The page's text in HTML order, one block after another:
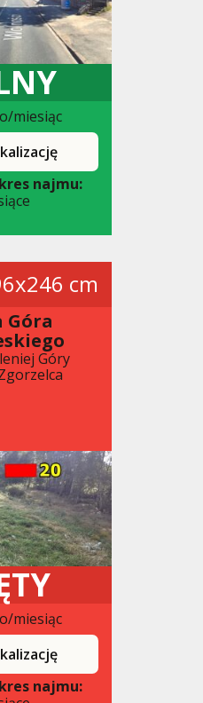
miesiąc
najmu:
cm
Góra
Góry
miesiąc
najmu: